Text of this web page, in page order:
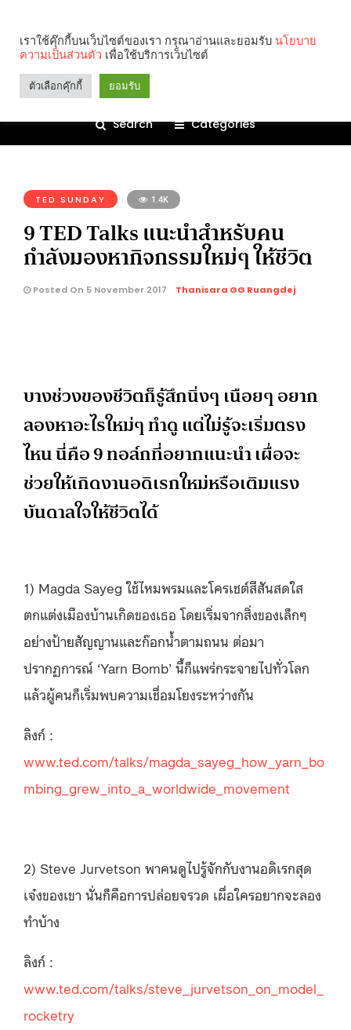
Search Categories
TED SUNDAY 1.4K
9 TED Talks แนะนำสำหรับคน
กำลังมองหากิจกรรมใหม่ๆ ให้ชีวิต
Posted On 5 November 2017 Thanisara GG Ruangdej
บางช่วงของชีวิตก็รู้สึกนิ่งๆ เนือยๆ อยาก
ลองหาอะไรใหม่ๆ ทำดู แต่ไม่รู้จะเริ่มตรง
ไหน นี่คือ 9 ทอล์กที่อยากแนะนำ เผื่อจะ
ช่วยให้เกิดงานอดิเรกใหม่หรือเติมแรง
บันดาลใจให้ชีวิตได้
1) Magda Sayeg ใช้ไหมพรมและโครเชต์สีสันสดใส
ตกแต่งเมืองบ้านเกิดของเธอ โดยเริ่มจากสิ่งของเล็กๆ
อย่างป้ายสัญญานและก๊อกน้ำตามถนน ต่อมา
ปรากฏการณ์ ‘Yarn Bomb’ นี้ก็แพร่กระจายไปทั่วโลก
แล้วผู้คนก็เริ่มพบความเชื่อมโยงระหว่างกัน
ลิงก์ :
www.ted.com/talks/magda_sayeg_how_yarn_bo
mbing_grew_into_a_worldwide_movement
2) Steve Jurvetson พาคนดูไปรู้จักกับงานอดิเรกสุด
เจ๋งของเขา นั่นก็คือการปล่อยจรวด เผื่อใครอยากจะลอง
ทำบ้าง
ลิงก์ :
www.ted.com/talks/steve_jurvetson_on_model_
rocketry
เราใช้คุ๊กกี้บนเว็บไซต์ของเรา กรุณาอ่านและยอมรับ นโยบาย
ความเป็นส่วนตัว เพื่อใช้บริการเว็บไซต์
ตัวเลือกคุ๊กกี้ ยอมรับ